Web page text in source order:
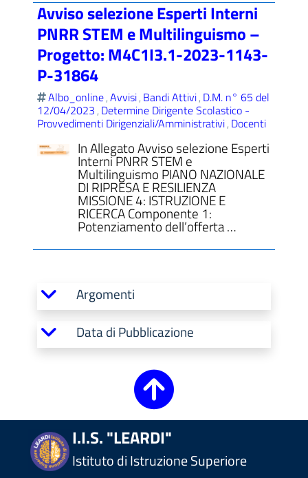
Avviso selezione Esperti Interni
PNRR STEM e Multilinguismo –
Progetto: M4C1I3.1-2023-1143-
P-31864
Albo_online,Avvisi, Bandi Attivi, D.M. n° 65 del
12/04/2023, Determine Dirigente Scolastico -
Provvedimenti Dirigenziali/Amministrativi, Docenti
In Allegato Avviso selezione Esperti
Interni PNRR STEM e
Multilinguismo PIANO NAZIONALE
DI RIPRESA E RESILIENZA
MISSIONE 4: ISTRUZIONE E
RICERCA Componente 1:
Potenziamento dell’offerta …
Argomenti
Data di Pubblicazione
I.I.S. "LEARDI"
Istituto di Istruzione Superiore